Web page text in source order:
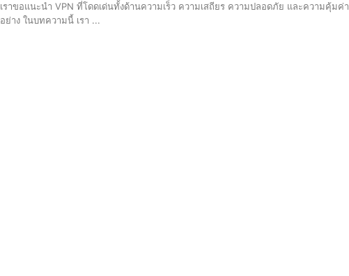
เราขอแนะนำ VPN ที่โดดเด่นทั้งด้านความเร็ว ความเสถียร ความปลอดภัย และความคุ้มค่า
อย่าง ในบทความนี้ เรา ...